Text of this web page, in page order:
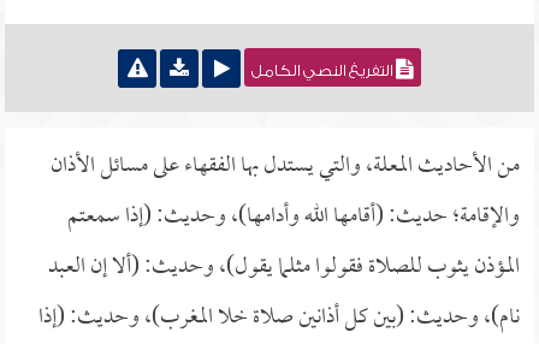
التفريغ النصي الكامل
من الأحاديث المعلة، والتي يستدل بها الفقهاء على مسائل الأذان
والإقامة؛ حديث: (أقامها الله وأدامها)، وحديث: (إذا سمعتم
المؤذن يثوب للصلاة فقولوا مثلما يقول)، وحديث: (ألا إن العبد
نام)، وحديث: (بين كل أذانين صلاة خلا المغرب)، وحديث: (إذا